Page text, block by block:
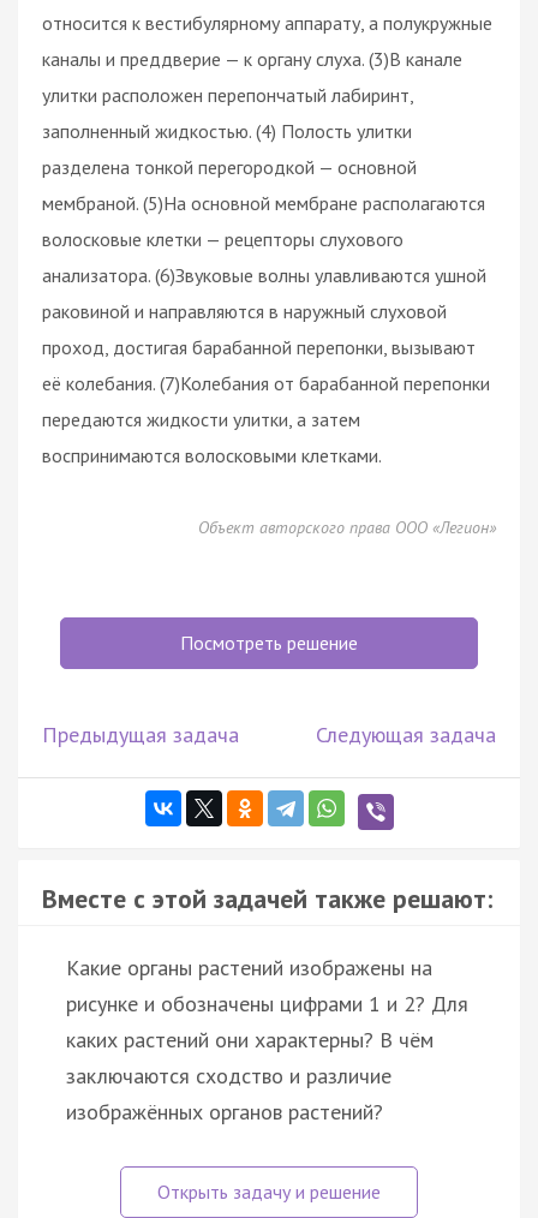
относится к вестибулярному аппарату, а полукружные
каналы и преддверие — к органу слуха. (3)В канале
улитки расположен перепончатый лабиринт,
заполненный жидкостью. (4) Полость улитки
разделена тонкой перегородкой — основной
мембраной. (5)На основной мембране располагаются
волосковые клетки — рецепторы слухового
анализатора. (6)Звуковые волны улавливаются ушной
раковиной и направляются в наружный слуховой
проход, достигая барабанной перепонки, вызывают
её колебания. (7)Колебания от барабанной перепонки
передаются жидкости улитки, а затем
воспринимаются волосковыми клетками.
Объект авторского права ООО «Легион»
Посмотреть решение
Предыдущая задача Следующая задача
Вместе с этой задачей также решают:
Какие органы растений изображены на
рисунке и обозначены цифрами 1 и 2? Для
каких растений они характерны? В чём
заключаются сходство и различие
изображённых органов растений?